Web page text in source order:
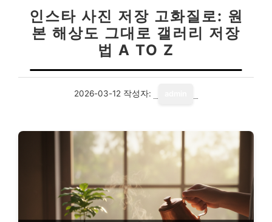
인스타 사진 저장 고화질로: 원
본 해상도 그대로 갤러리 저장
법 A TO Z
2026-03-12 작성자: